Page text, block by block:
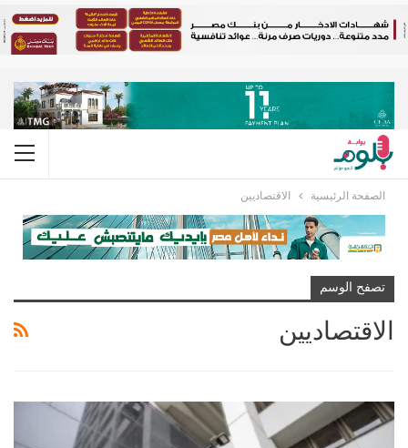
الصفحة الرئيسية الاقتصاديين
تصفح الوسم
الاقتصاديين